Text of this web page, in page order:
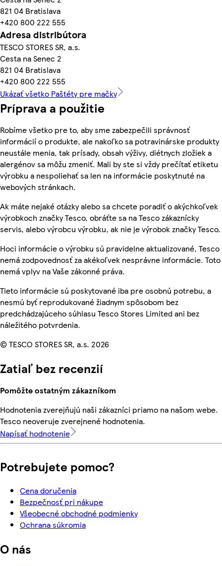
821 04 Bratislava
+420 800 222 555
Adresa distribútora
TESCO STORES SR, a.s.
Cesta na Senec 2
821 04 Bratislava
+420 800 222 555
Ukázať všetko Paštéty pre mačky
Príprava a použitie
Robíme všetko pre to, aby sme zabezpečili správnosť
informácií o produkte, ale nakoľko sa potravinárske produkty
neustále menia, tak prísady, obsah výživy, diétnych zložiek a
alergénov sa môžu zmeniť. Mali by ste si vždy prečítať etiketu
výrobku a nespoliehať sa len na informácie poskytnuté na
webových stránkach.
Ak máte nejaké otázky alebo sa chcete poradiť o akýchkoľvek
výrobkoch značky Tesco, obráťte sa na Tesco zákaznícky
servis, alebo výrobcu výrobku, ak nie je výrobok značky Tesco.
Hoci informácie o výrobku sú pravidelne aktualizované, Tesco
nemá zodpovednosť za akékoľvek nesprávne informácie. Toto
nemá vplyv na Vaše zákonné práva.
Tieto informácie sú poskytované iba pre osobnú potrebu, a
nesmú byť reprodukované žiadnym spôsobom bez
predchádzajúceho súhlasu Tesco Stores Limited ani bez
náležitého potvrdenia.
© TESCO STORES SR, a.s. 2026
Zatiaľ bez recenzií
Pomôžte ostatným zákazníkom
Hodnotenia zverejňujú naši zákazníci priamo na našom webe.
Tesco neoveruje zverejnené hodnotenia.
Napísať hodnotenie
Potrebujete pomoc?
Cena doručenia
Bezpečnosť pri nákupe
Všeobecné obchodné podmienky
Ochrana súkromia
O nás